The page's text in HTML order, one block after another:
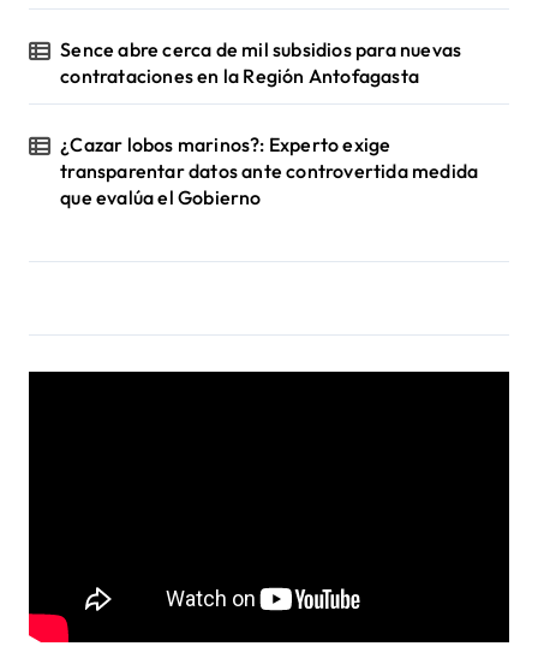
Sence abre cerca de mil subsidios para nuevas
contrataciones en la Región Antofagasta
¿Cazar lobos marinos?: Experto exige
transparentar datos ante controvertida medida
que evalúa el Gobierno